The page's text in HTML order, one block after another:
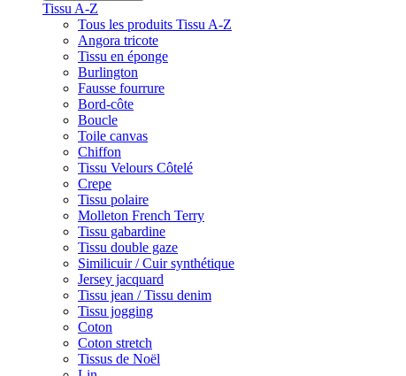
Tissu A-Z
Tous les produits Tissu A-Z
Angora tricote
Tissu en éponge
Burlington
Fausse fourrure
Bord-côte
Boucle
Toile canvas
Chiffon
Tissu Velours Côtelé
Crepe
Tissu polaire
Molleton French Terry
Tissu gabardine
Tissu double gaze
Similicuir / Cuir synthétique
Jersey jacquard
Tissu jean / Tissu denim
Tissu jogging
Coton
Coton stretch
Tissus de Noël